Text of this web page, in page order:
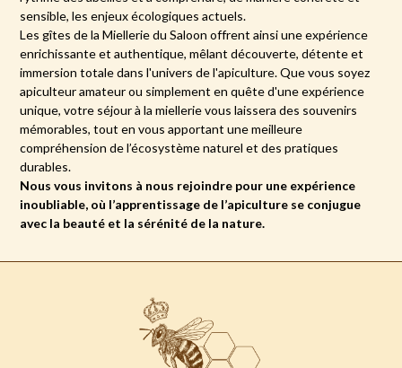
sensible, les enjeux écologiques actuels.
Les gîtes de la Miellerie du Saloon offrent ainsi une expérience
enrichissante et authentique, mêlant découverte, détente et
immersion totale dans l'univers de l'apiculture. Que vous soyez
apiculteur amateur ou simplement en quête d'une expérience
unique, votre séjour à la miellerie vous laissera des souvenirs
mémorables, tout en vous apportant une meilleure
compréhension de l’écosystème naturel et des pratiques
durables.
Nous vous invitons à nous rejoindre pour une expérience
inoubliable, où l’apprentissage de l’apiculture se conjugue
avec la beauté et la sérénité de la nature.